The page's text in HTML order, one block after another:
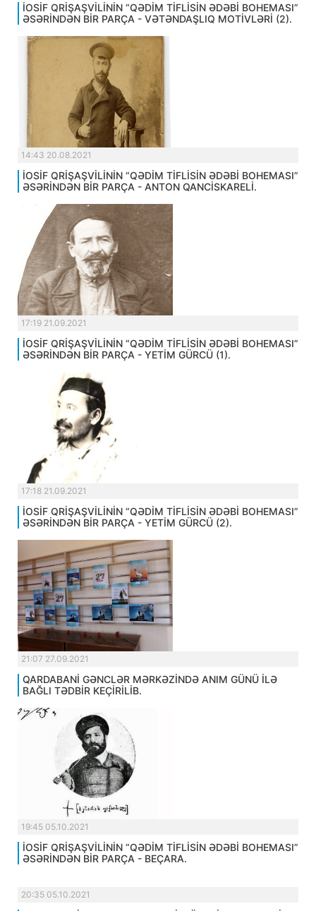
İOSİF QRİŞAŞVİLİNİN “QƏDİM TİFLİSİN ƏDƏBİ BOHEMASI”
ƏSƏRİNDƏN BİR PARÇA - VƏTƏNDAŞLIQ MOTİVLƏRİ (2).
14:43 20.08.2021
İOSİF QRİŞAŞVİLİNİN “QƏDİM TİFLİSİN ƏDƏBİ BOHEMASI”
ƏSƏRİNDƏN BİR PARÇA - ANTON QANCİSKARELİ.
17:19 21.09.2021
İOSİF QRİŞAŞVİLİNİN “QƏDİM TİFLİSİN ƏDƏBİ BOHEMASI”
ƏSƏRİNDƏN BİR PARÇA - YETİM GÜRCÜ (1).
17:18 21.09.2021
İOSİF QRİŞAŞVİLİNİN “QƏDİM TİFLİSİN ƏDƏBİ BOHEMASI”
ƏSƏRİNDƏN BİR PARÇA - YETİM GÜRCÜ (2).
21:07 27.09.2021
QARDABANİ GƏNCLƏR MƏRKƏZİNDƏ ANIM GÜNÜ İLƏ
BAĞLI TƏDBİR KEÇİRİLİB.
19:45 05.10.2021
İOSİF QRİŞAŞVİLİNİN “QƏDİM TİFLİSİN ƏDƏBİ BOHEMASI”
ƏSƏRİNDƏN BİR PARÇA - BEÇARA.
20:35 05.10.2021